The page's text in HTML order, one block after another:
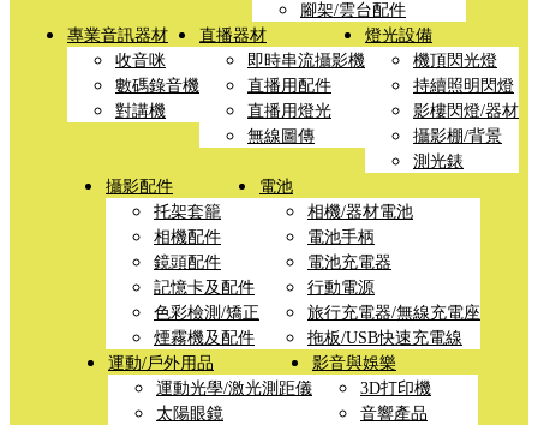
腳架/雲台配件
專業音訊器材
收音咪
數碼錄音機
對講機
直播器材
即時串流攝影機
直播用配件
直播用燈光
無線圖傳
燈光設備
機頂閃光燈
持續照明閃燈
影樓閃燈/器材
攝影棚/背景
測光錶
攝影配件
托架套籠
相機配件
鏡頭配件
記憶卡及配件
色彩檢測/矯正
煙霧機及配件
電池
相機/器材電池
電池手柄
電池充電器
行動電源
旅行充電器/無線充電座
拖板/USB快速充電線
運動/戶外用品
運動光學/激光測距儀
太陽眼鏡
影音與娛樂
3D打印機
音響產品